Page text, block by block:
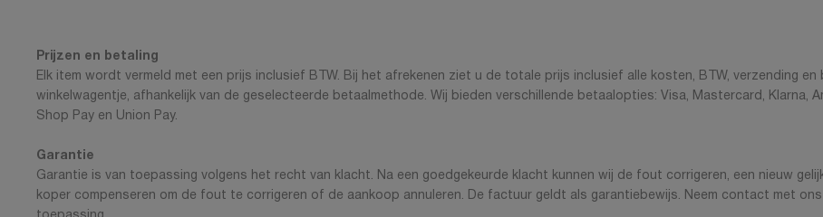
Prijzen en betaling
Elk item wordt vermeld met een prijs inclusief BTW. Bij het afrekenen ziet u de totale prijs inclusief alle kosten, BTW, verzending
winkelwagentje, afhankelijk van de geselecteerde betaalmethode. Wij bieden verschillende betaalopties: Visa, Mastercard, Klarna,
Shop Pay en Union Pay.
Garantie
Garantie is van toepassing volgens het recht van klacht. Na een goedgekeurde klacht kunnen wij de fout corrigeren, een nieuw
koper compenseren om de fout te corrigeren of de aankoop annuleren. De factuur geldt als garantiebewijs. Neem contact met